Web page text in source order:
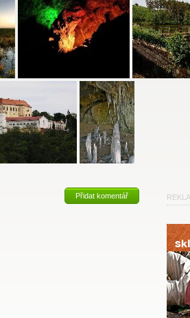
Přidat komentář